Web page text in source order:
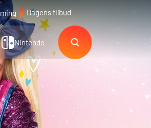
Dagens tilbud
Nintendo